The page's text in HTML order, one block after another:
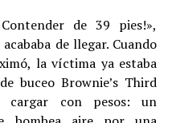
de 39 pies!»,
de llegar. Cuando
la víctima ya estaba
buceo Brownie’s Third
cargar con pesos: un